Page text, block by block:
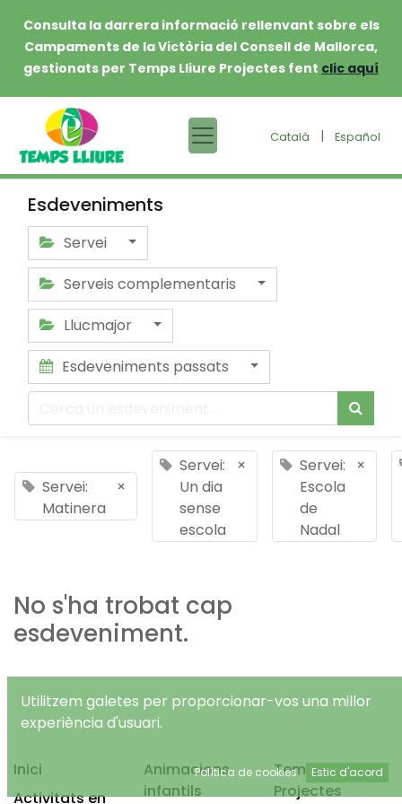
Consulta la darrera informació rellenvant sobre els
Campaments de la Victòria del Consell de Mallorca,
gestionats per Temps Lliure Projectes fent clic aquí
Català | Español
Esdeveniments
Servei
Serveis complementaris
Llucmajor
Esdeveniments passats
Servei:
Matinera
×
Servei:
Un dia
sense
escola
×
Servei:
Escola
de
Nadal
×
No s'ha trobat cap
esdeveniment.
Inici
Activitats en
Animacions
infantils
Temps Lliure
Projectes
Utilitzem galetes per proporcionar-vos una millor
experiència d'usuari.
Política de cookies Estic d'acord